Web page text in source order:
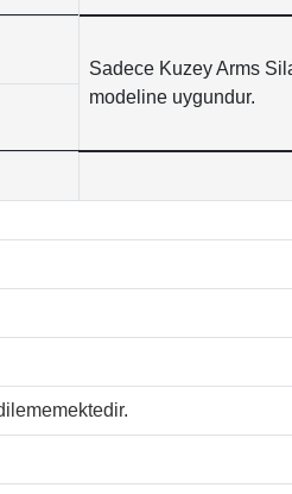
Sadece Kuzey Arms
modeline uygundur.